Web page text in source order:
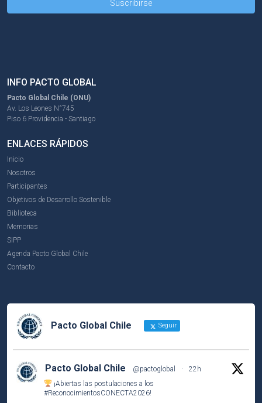
INFO PACTO GLOBAL
Pacto Global Chile (ONU)
Av. Los Leones N°745
Piso 6 Providencia - Santiago
ENLACES RÁPIDOS
Inicio
Nosotros
Participantes
Objetivos de Desarrollo Sostenible
Biblioteca
Memorias
SIPP
Agenda Pacto Global Chile
Contacto
Pacto Global Chile Seguir
Pacto Global Chile @pactoglobal ·
22h
¡Abiertas las postulaciones a los
#ReconocimientosCONECTA2026!